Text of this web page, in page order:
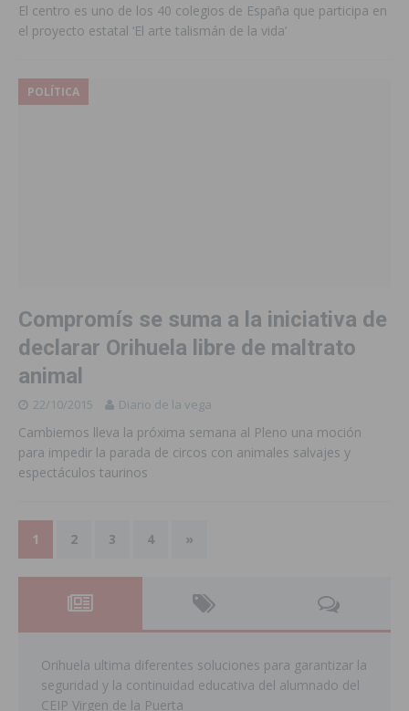
El centro es uno de los 40 colegios de España que participa en
el proyecto estatal ‘El arte talismán de la vida’
POLÍTICA
Compromís se suma a la iniciativa de
declarar Orihuela libre de maltrato
animal
22/10/2015 Diario de la vega
Cambiemos lleva la próxima semana al Pleno una moción
para impedir la parada de circos con animales salvajes y
espectáculos taurinos
1 2 3 4 »
Orihuela ultima diferentes soluciones para garantizar la
seguridad y la continuidad educativa del alumnado del
CEIP Virgen de la Puerta